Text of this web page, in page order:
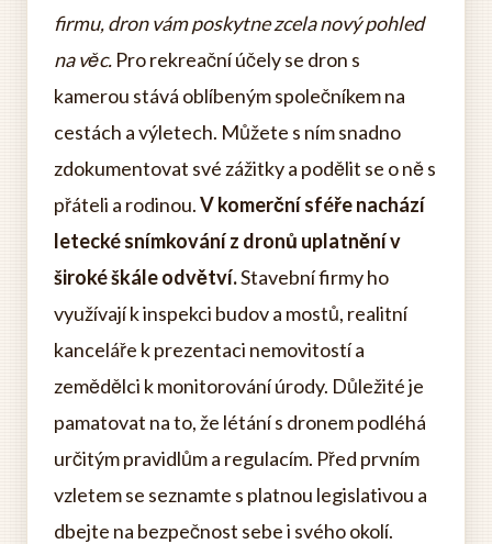
firmu, dron vám poskytne zcela nový pohled
na věc. Pro rekreační účely se dron s
kamerou stává oblíbeným společníkem na
cestách a výletech. Můžete s ním snadno
zdokumentovat své zážitky a podělit se o ně s
přáteli a rodinou.V komerční sféře nachází
letecké snímkování z dronů uplatnění v
široké škále odvětví.Stavební firmy ho
využívají k inspekci budov a mostů, realitní
kanceláře k prezentaci nemovitostí a
zemědělci k monitorování úrody. Důležité je
pamatovat na to, že létání s dronem podléhá
určitým pravidlům a regulacím. Před prvním
vzletem se seznamte s platnou legislativou a
dbejte na bezpečnost sebe i svého okolí.